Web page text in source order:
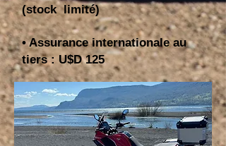
(stock limité)
• Assurance internationale au
tiers : U$D 125